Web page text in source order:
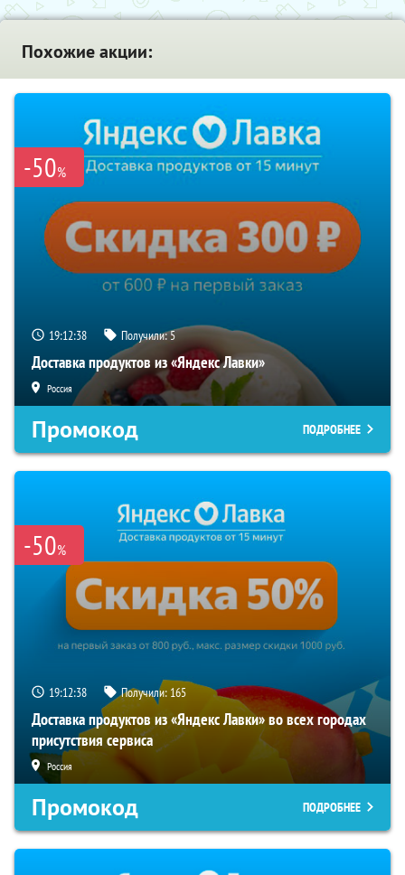
Похожие акции:
-50%
19:12:37 Получили:5
Доставка продуктов из «Яндекс Лавки»
Россия
Промокод ПОДРОБНЕЕ
-50%
19:12:37 Получили: 165
Доставка продуктов из «Яндекс Лавки» во всех городах
присутствия сервиса
Россия
Промокод ПОДРОБНЕЕ